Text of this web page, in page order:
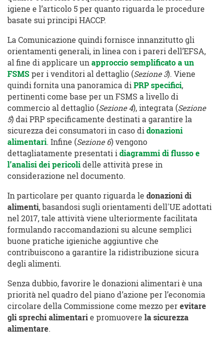
igiene e l’articolo 5 per quanto riguarda le procedure
basate sui principi HACCP.
La Comunicazione quindi fornisce innanzitutto gli
orientamenti generali, in linea con i pareri dell’EFSA,
al fine di applicare un approccio semplificato a un
FSMS per i venditori al dettaglio (Sezione 3). Viene
quindi fornita una panoramica di PRP specifici,
pertinenti come base per un FSMS a livello di
commercio al dettaglio (Sezione 4), integrata (Sezione
5) dai PRP specificamente destinati a garantire la
sicurezza dei consumatori in caso di donazioni
alimentari. Infine (Sezione 6) vengono
dettagliatamente presentati i diagrammi di flusso e
l’analisi dei pericoli delle attività prese in
considerazione nel documento.
In particolare per quanto riguarda le donazioni di
alimenti, basandosi sugli orientamenti dell'UE adottati
nel 2017, tale attività viene ulteriormente facilitata
formulando raccomandazioni su alcune semplici
buone pratiche igieniche aggiuntive che
contribuiscono a garantire la ridistribuzione sicura
degli alimenti.
Senza dubbio, favorire le donazioni alimentari è una
priorità nel quadro del piano d’azione per l’economia
circolare della Commissione come mezzo per evitare
gli sprechi alimentari e promuovere la sicurezza
alimentare.